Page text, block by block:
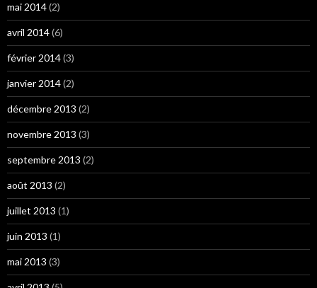
mai 2014(2)
avril 2014(6)
février 2014(3)
janvier 2014(2)
décembre 2013 (2)
novembre 2013 (3)
septembre 2013 (2)
août 2013 (2)
juillet 2013 (1)
juin 2013 (1)
mai 2013 (3)